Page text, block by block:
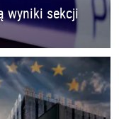
wyniki sekcji